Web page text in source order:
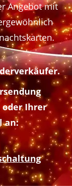
Angebot mit
oder Ihrer
an: